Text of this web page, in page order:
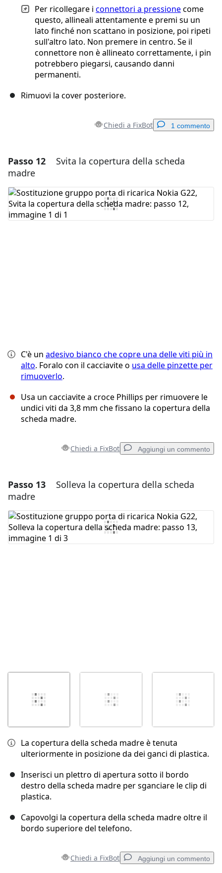
Per ricollegare i connettori a pressionecome
questo, allineali attentamente e premi su un
lato finché non scattano in posizione, poi ripeti
sull'altro lato. Non premere in centro. Se il
connettore non è allineato correttamente, i pin
potrebbero piegarsi, causando danni
permanenti.
Rimuovi la cover posteriore.
Chiedi a FixBot 1 commento
Aggiungi un commento
Aggiungi Commento
Passo 12
Svita la copertura della scheda
madre
C'è un adesivo bianco che copre una delle viti più in
alto. Foralo con il cacciavite o usa delle pinzette per
rimuoverlo.
Usa un cacciavite a croce Phillips per rimuovere le
undici viti da 3,8 mm che fissano la copertura della
scheda madre.
Chiedi a FixBot Aggiungi un commento
Aggiungi un commento
Aggiungi Commento
Passo 13
Solleva la copertura della scheda
madre
La copertura della scheda madre è tenuta
ulteriormente in posizione da dei ganci di plastica.
Inserisci un plettro di apertura sotto il bordo
destro della scheda madre per sganciare le clip di
plastica.
Capovolgi la copertura della scheda madre oltre il
bordo superiore del telefono.
Chiedi a FixBot Aggiungi un commento